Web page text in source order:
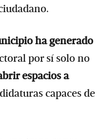
ha generado
por sí solo no
espacios a
capaces de